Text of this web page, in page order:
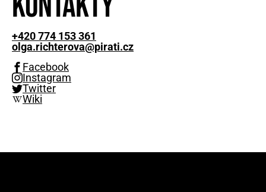
+420 774 153 361
olga.richterova@pirati.cz
Facebook
Instagram
Twitter
Wiki